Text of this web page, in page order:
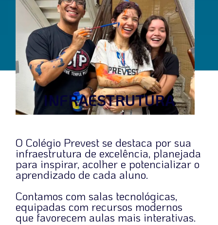
INFRAESTRUTURA
O Colégio Prevest se destaca por sua
infraestrutura de excelência, planejada
para inspirar, acolher e potencializar o
aprendizado de cada aluno.
Contamos com salas tecnológicas,
equipadas com recursos modernos
que favorecem aulas mais interativas.